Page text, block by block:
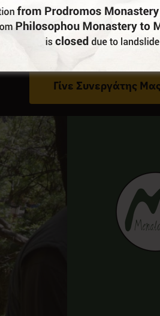
Έχεις Επιχείρηση Στο Δήμο
Γίνε Συνεργάτης